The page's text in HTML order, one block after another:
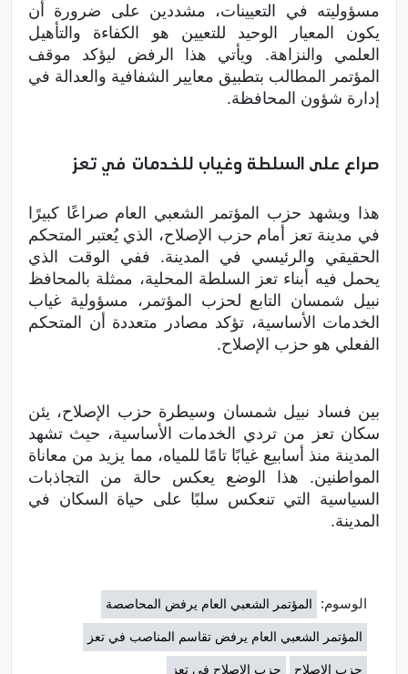
مسؤوليته في التعيينات، مشددين على ضرورة أن
يكون المعيار الوحيد للتعيين هو الكفاءة والتأهيل
العلمي والنزاهة. ويأتي هذا الرفض ليؤكد موقف
المؤتمر المطالب بتطبيق معايير الشفافية والعدالة في
إدارة شؤون المحافظة.
صراع على السلطة وغياب للخدمات في تعز
هذا ويشهد حزب المؤتمر الشعبي العام صراعًا كبيرًا
في مدينة تعز أمام حزب الإصلاح، الذي يُعتبر المتحكم
الحقيقي والرئيسي في المدينة. ففي الوقت الذي
يحمل فيه أبناء تعز السلطة المحلية، ممثلة بالمحافظ
نبيل شمسان التابع لحزب المؤتمر، مسؤولية غياب
الخدمات الأساسية، تؤكد مصادر متعددة أن المتحكم
الفعلي هو حزب الإصلاح.
بين فساد نبيل شمسان وسيطرة حزب الإصلاح، يئن
سكان تعز من تردي الخدمات الأساسية، حيث تشهد
المدينة منذ أسابيع غيابًا تامًا للمياه، مما يزيد من معاناة
المواطنين. هذا الوضع يعكس حالة من التجاذبات
السياسية التي تنعكس سلبًا على حياة السكان في
المدينة.
الوسوم: المؤتمر الشعبي العام يرفض المحاصصة
المؤتمر الشعبي العام يرفض تقاسم المناصب في تعز
حزب الإصلاح حزب الإصلاح في تعز